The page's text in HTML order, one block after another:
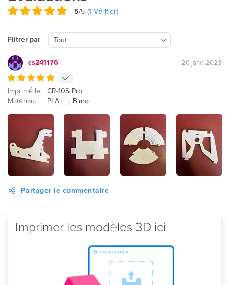
5/5 (1 Vérifier)
Filtrer par Tout
cs241176 20 janv. 2023
Imprimé le: CR-10S Pro
Matériau:
PLA Blanc
Partager le commentaire
Imprimer les modèles 3D ici